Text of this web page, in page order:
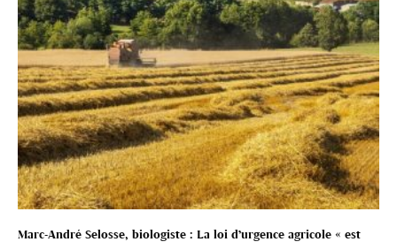
Marc-André Selosse, biologiste : La loi d’urgence agricole « est